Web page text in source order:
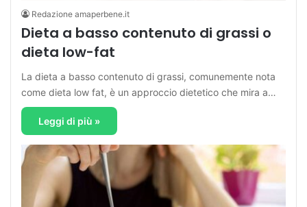
Redazione amaperbene.it
Dieta a basso contenuto di grassi o
dieta low-fat
La dieta a basso contenuto di grassi, comunemente nota
come dieta low fat, è un approccio dietetico che mira a…
Leggi di più »